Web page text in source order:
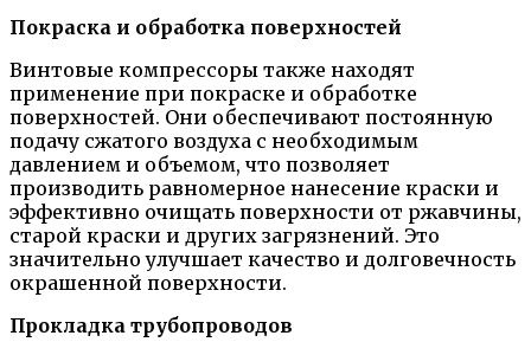
Покраска и обработка поверхностей
Винтовые компрессоры также находят
применение при покраске и обработке
поверхностей. Они обеспечивают постоянную
подачу сжатого воздуха с необходимым
давлением и объемом, что позволяет
производить равномерное нанесение краски и
эффективно очищать поверхности от ржавчины,
старой краски и других загрязнений. Это
значительно улучшает качество и долговечность
окрашенной поверхности.
Прокладка трубопроводов